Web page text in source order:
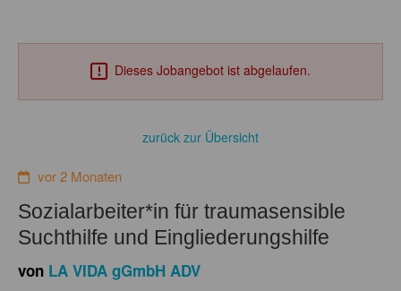
Dieses Jobangebot ist abgelaufen.
zurück zur Übersicht
vor 2 Monaten
Sozialarbeiter*in für traumasensible
Suchthilfe und Eingliederungshilfe
von LA VIDA gGmbH ADV